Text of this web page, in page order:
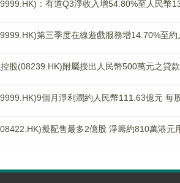
：有道Q3淨收入增54.80%至人民幣
第三季度在線遊戲服務增14.70%至
股(08239.HK)附屬授出人民幣500萬元之貸款
個月淨利潤約人民幣111.63億元 每
擬配售最多2億股 淨籌約810萬港元